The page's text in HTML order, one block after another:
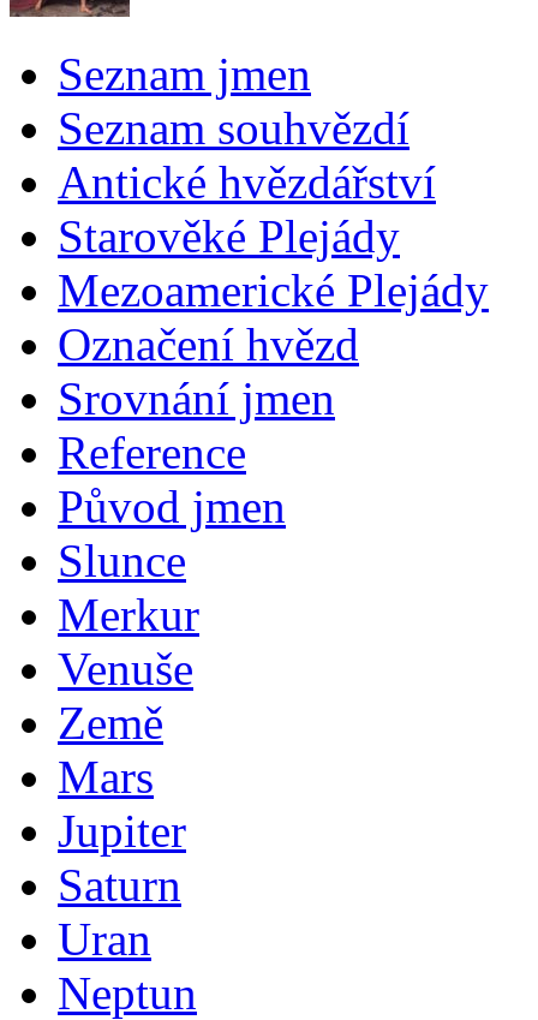
Seznam jmen
Seznam souhvězdí
Antické hvězdářství
Starověké Plejády
Mezoamerické Plejády
Označení hvězd
Srovnání jmen
Reference
Původ jmen
Slunce
Merkur
Venuše
Země
Mars
Jupiter
Saturn
Uran
Neptun